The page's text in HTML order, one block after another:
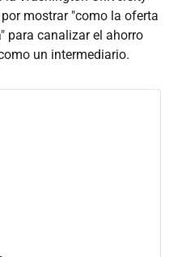
mostrar "como la oferta
para canalizar el ahorro
un intermediario.